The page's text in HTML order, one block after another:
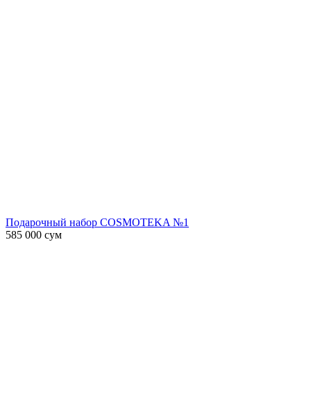
Подарочный набор COSMOTEKA №1
585 000 сум